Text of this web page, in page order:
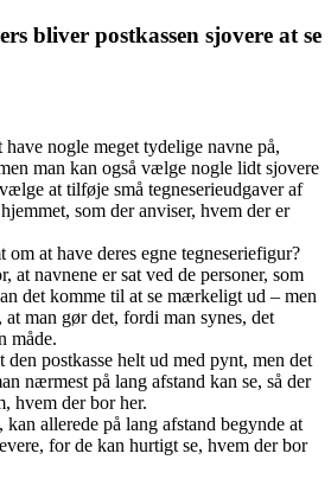
bliver postkassen sjovere at se
nogle meget tydelige navne på,
man kan også vælge nogle lidt sjovere
at tilføje små tegneserieudgaver af
som der anviser, hvem der er
at have deres egne tegneseriefigur?
at navnene er sat ved de personer, som
det komme til at se mærkeligt ud – men
man gør det, fordi man synes, det
måde.
postkasse helt ud med pynt, men det
nærmest på lang afstand kan se, så der
hvem der bor her.
allerede på lang afstand begynde at
for de kan hurtigt se, hvem der bor